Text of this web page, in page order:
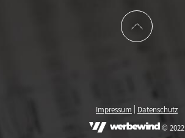
Impressum
Datenschutz
© 2022